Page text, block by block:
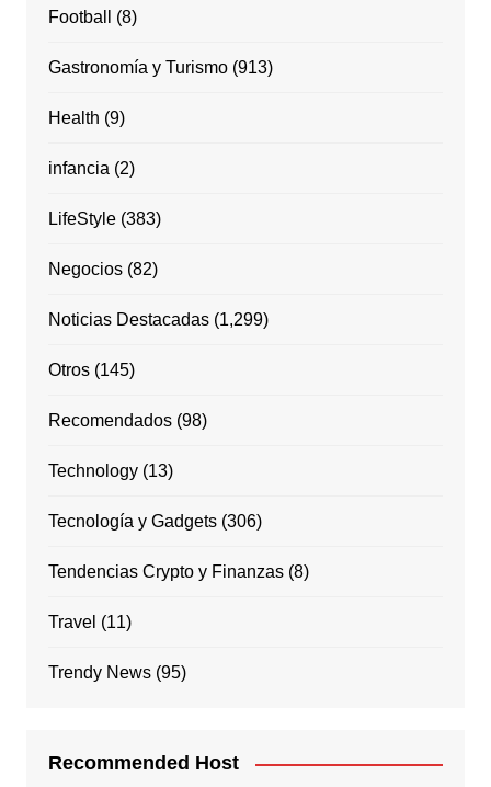
Football (8)
Gastronomía y Turismo(913)
Health (9)
infancia (2)
LifeStyle(383)
Negocios(82)
Noticias Destacadas(1,299)
Otros(145)
Recomendados(98)
Technology(13)
Tecnología y Gadgets(306)
Tendencias Crypto y Finanzas(8)
Travel (11)
Trendy News(95)
Recommended Host